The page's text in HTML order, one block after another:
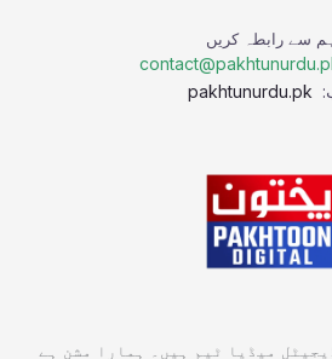
ہم سے رابطہ کریں
میڈیا ٹیم ہیں۔ ہمارا مشن ہے